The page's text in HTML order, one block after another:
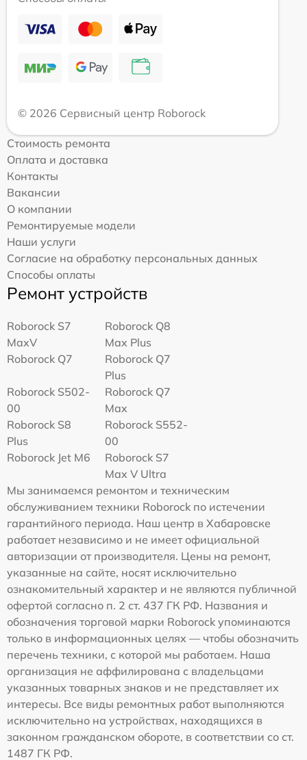
© 2026 Сервисный центр Roborock
Стоимость ремонта
Оплата и доставка
Контакты
Вакансии
О компании
Ремонтируемые модели
Наши услуги
Согласие на обработку персональных данных
Способы оплаты
Ремонт устройств
Roborock S7
MaxV
Roborock Q8
Max Plus
Roborock Q7
Roborock Q7
Plus
Roborock S502-
00
Roborock Q7
Max
Roborock S8
Plus
Roborock S552-
00
Roborock Jet M6
Roborock S7
Max V Ultra
Мы занимаемся ремонтом и техническим
обслуживанием техники Roborock по истечении
гарантийного периода. Наш центр в Хабаровске
работает независимо и не имеет официальной
авторизации от производителя. Цены на ремонт,
указанные на сайте, носят исключительно
ознакомительный характер и не являются публичной
офертой согласно п. 2 ст. 437 ГК РФ. Названия и
обозначения торговой марки Roborock упоминаются
только в информационных целях — чтобы обозначить
перечень техники, с которой мы работаем. Наша
организация не аффилирована с владельцами
указанных товарных знаков и не представляет их
интересы. Все виды ремонтных работ выполняются
исключительно на устройствах, находящихся в
законном гражданском обороте, в соответствии со ст.
1487 ГК РФ.